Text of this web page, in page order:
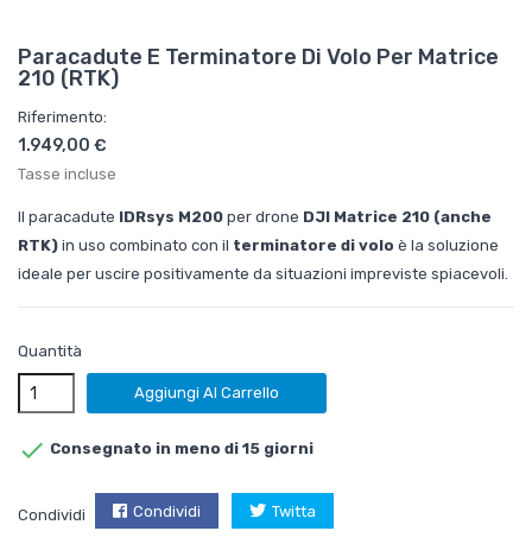
Paracadute E Terminatore Di Volo Per Matrice
210 (RTK)
Riferimento:
1.949,00 €
Tasse incluse
Il paracadute IDRsys M200 per drone DJI Matrice 210 (anche
RTK) in uso combinato con il terminatore di volo è la soluzione
ideale per uscire positivamente da situazioni impreviste spiacevoli.
Quantità
Aggiungi Al Carrello
 Consegnato in meno di 15 giorni
Condividi Condividi Twitta